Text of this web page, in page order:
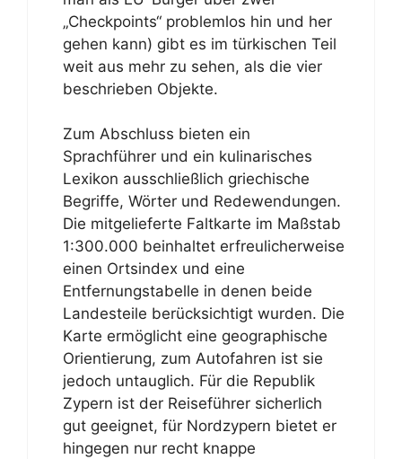
„Checkpoints“ problemlos hin und her
gehen kann) gibt es im türkischen Teil
weit aus mehr zu sehen, als die vier
beschrieben Objekte.
Zum Abschluss bieten ein
Sprachführer und ein kulinarisches
Lexikon ausschließlich griechische
Begriffe, Wörter und Redewendungen.
Die mitgelieferte Faltkarte im Maßstab
1:300.000 beinhaltet erfreulicherweise
einen Ortsindex und eine
Entfernungstabelle in denen beide
Landesteile berücksichtigt wurden. Die
Karte ermöglicht eine geographische
Orientierung, zum Autofahren ist sie
jedoch untauglich. Für die Republik
Zypern ist der Reiseführer sicherlich
gut geeignet, für Nordzypern bietet er
hingegen nur recht knappe